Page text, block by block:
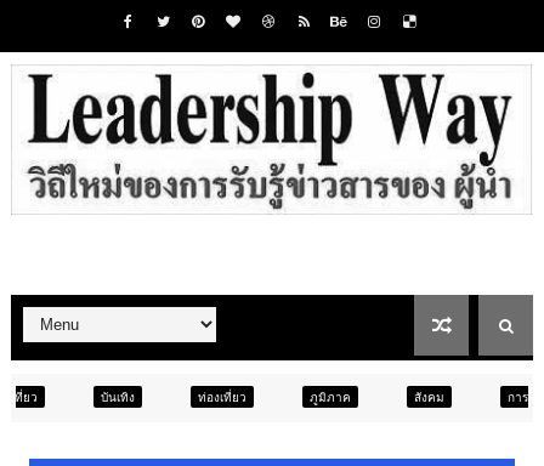
ภูมิภาค